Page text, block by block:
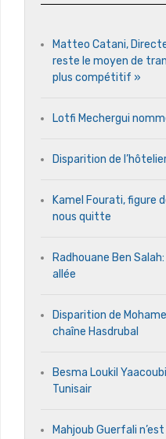
Matteo Catani,
reste le moyen de
plus compétitif »
Lotfi Mechergui
Disparition de
Kamel Fourati, figure
nous quitte
Radhouane Ben
allée
Disparition de
chaîne Hasdrubal
Besma Loukil
Tunisair
Mahjoub Guerfali